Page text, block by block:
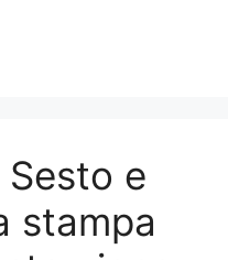
e
stampa